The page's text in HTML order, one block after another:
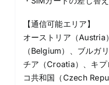
【通信可能エリア】
オーストリア（Austria
（Belgium）、ブルガ
チア（Croatia）、キ
コ共和国（Czech